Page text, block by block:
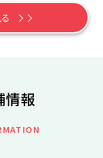
情報